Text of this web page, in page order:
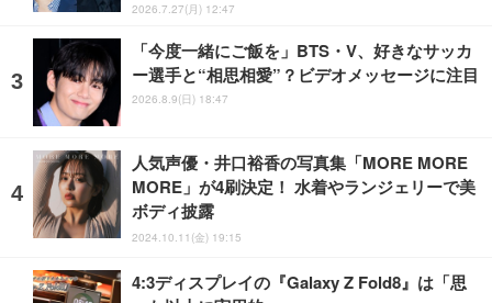
2026.7.27(月) 12:47
「今度一緒にご飯を」BTS・V、好きなサッカ
ー選手と“相思相愛”？ビデオメッセージに注目
2026.8.9(日) 18:47
人気声優・井口裕香の写真集「MORE MORE
MORE」が4刷決定！ 水着やランジェリーで美
ボディ披露
2024.10.11(金) 19:15
4:3ディスプレイの『Galaxy Z Fold8』は「思